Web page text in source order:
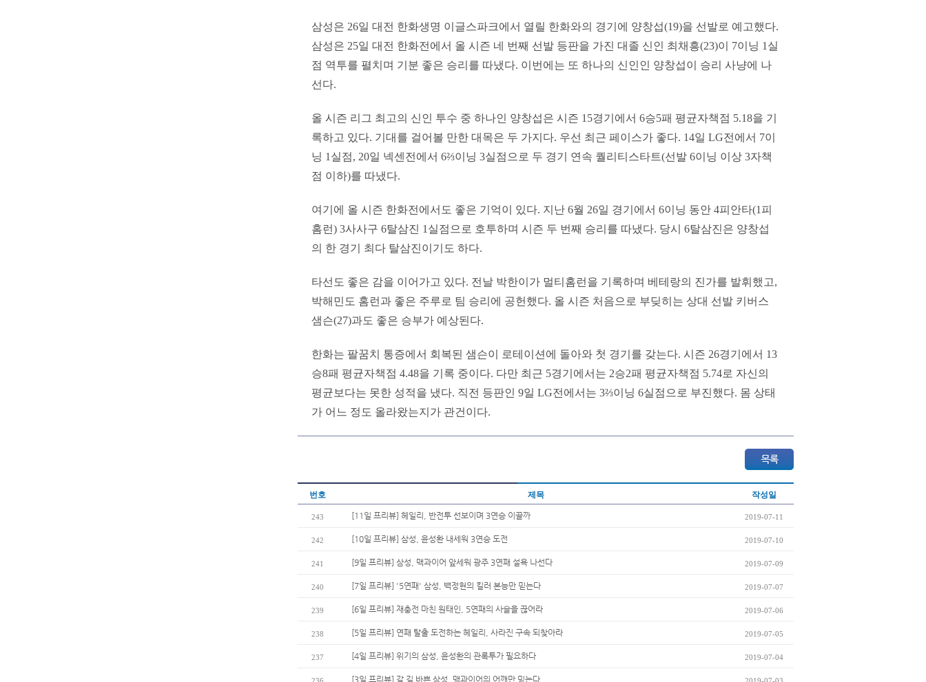
삼성은 26일 대전 한화생명 이글스파크에서 열릴 한화와의 경기에 양창섭(19)을 선발로 예고했다.
삼성은 25일 대전 한화전에서 올 시즌 네 번째 선발 등판을 가진 대졸 신인 최채흥(23)이 7이닝 1실
점 역투를 펼치며 기분 좋은 승리를 따냈다. 이번에는 또 하나의 신인인 양창섭이 승리 사냥에 나
선다.
올 시즌 리그 최고의 신인 투수 중 하나인 양창섭은 시즌 15경기에서 6승5패 평균자책점 5.18을 기
록하고 있다. 기대를 걸어볼 만한 대목은 두 가지다. 우선 최근 페이스가 좋다. 14일 LG전에서 7이
닝 1실점, 20일 넥센전에서 6⅔이닝 3실점으로 두 경기 연속 퀄리티스타트(선발 6이닝 이상 3자책
점 이하)를 따냈다.
여기에 올 시즌 한화전에서도 좋은 기억이 있다. 지난 6월 26일 경기에서 6이닝 동안 4피안타(1피
홈런) 3사사구 6탈삼진 1실점으로 호투하며 시즌 두 번째 승리를 따냈다. 당시 6탈삼진은 양창섭
의 한 경기 최다 탈삼진이기도 하다.
타선도 좋은 감을 이어가고 있다. 전날 박한이가 멀티홈런을 기록하며 베테랑의 진가를 발휘했고,
박해민도 홈런과 좋은 주루로 팀 승리에 공헌했다. 올 시즌 처음으로 부딪히는 상대 선발 키버스
샘슨(27)과도 좋은 승부가 예상된다.
한화는 팔꿈치 통증에서 회복된 샘슨이 로테이션에 돌아와 첫 경기를 갖는다. 시즌 26경기에서 13
승8패 평균자책점 4.48을 기록 중이다. 다만 최근 5경기에서는 2승2패 평균자책점 5.74로 자신의
평균보다는 못한 성적을 냈다. 직전 등판인 9일 LG전에서는 3⅔이닝 6실점으로 부진했다. 몸 상태
가 어느 정도 올라왔는지가 관건이다.
번호 제목 작성일
243 [11일 프리뷰] 헤일리, 반전투 선보이며 3연승 이끌까 2019-07-11
242 [10일 프리뷰] 삼성, 윤성환 내세워 3연승 도전 2019-07-10
241 [9일 프리뷰] 삼성, 맥과이어 앞세워 광주 3연패 설욕 나선다 2019-07-09
240 [7일 프리뷰] '5연패' 삼성, 백정현의 킬러 본능만 믿는다 2019-07-07
239 [6일 프리뷰] 재충전 마친 원태인, 5연패의 사슬을 끊어라 2019-07-06
238 [5일 프리뷰] 연패 탈출 도전하는 헤일리, 사라진 구속 되찾아라 2019-07-05
237 [4일 프리뷰] 위기의 삼성, 윤성환의 관록투가 필요하다 2019-07-04
[3일 프리뷰] 갈 길 바쁜 삼성, 맥과이어의 어깨만 믿는다